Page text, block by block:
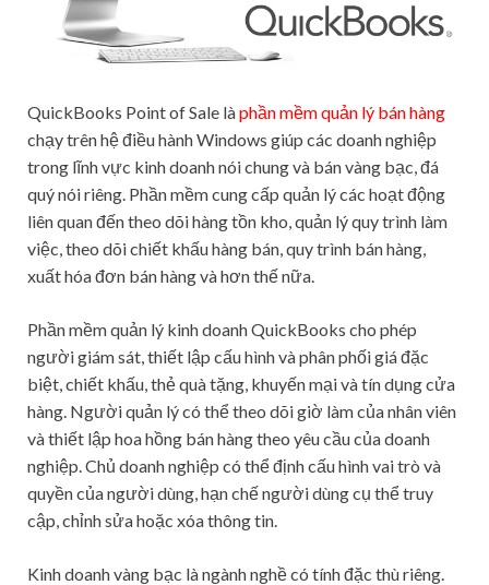
QuickBooks Point of Sale làphần mềm quản lý bán hàng
chạy trên hệ điều hành Windows giúp các doanh nghiệp
trong lĩnh vực kinh doanh nói chung và bán vàng bạc, đá
quý nói riêng. Phần mềm cung cấp quản lý các hoạt động
liên quan đến theo dõi hàng tồn kho, quản lý quy trình làm
việc, theo dõi chiết khấu hàng bán, quy trình bán hàng,
xuất hóa đơn bán hàng và hơn thế nữa.
Phần mềm quản lý kinh doanh QuickBooks cho phép
người giám sát, thiết lập cấu hình và phân phối giá đặc
biệt, chiết khấu, thẻ quà tặng, khuyến mại và tín dụng cửa
hàng. Người quản lý có thể theo dõi giờ làm của nhân viên
và thiết lập hoa hồng bán hàng theo yêu cầu của doanh
nghiệp. Chủ doanh nghiệp có thể định cấu hình vai trò và
quyền của người dùng, hạn chế người dùng cụ thể truy
cập, chỉnh sửa hoặc xóa thông tin.
Kinh doanh vàng bạc là ngành nghề có tính đặc thù riêng.